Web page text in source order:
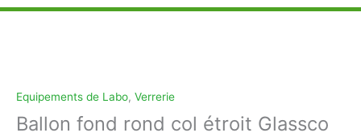
Equipements de Labo, Verrerie
Ballon fond rond col étroit Glassco